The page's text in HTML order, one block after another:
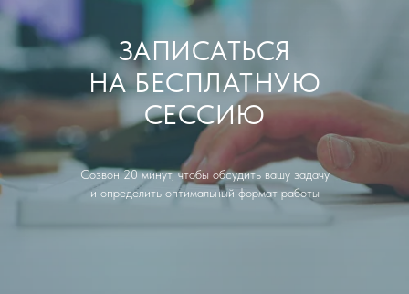
ЗАПИСАТЬСЯ
НА БЕСПЛАТНУЮ
СЕССИЮ
Созвон 20 минут, чтобы обсудить вашу задачу
и определить оптимальный формат работы